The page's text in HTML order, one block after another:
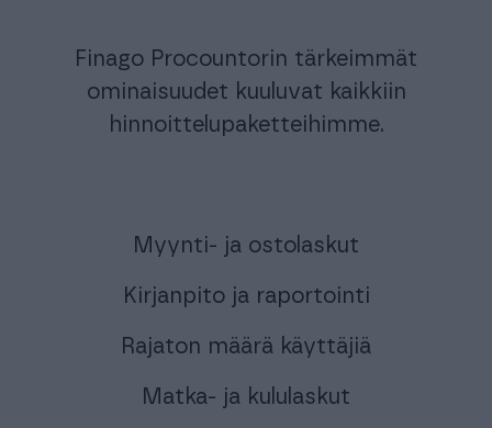
Meistä & Ajankohtaista
Tilaa Procountor
Kirjaudu
Finago Procountorin tärkeimmät
ominaisuudet kuuluvat kaikkiin
hinnoittelupaketteihimme.
Myynti- ja ostolaskut
Kirjanpito ja raportointi
Rajaton määrä käyttäjiä
Matka- ja kululaskut